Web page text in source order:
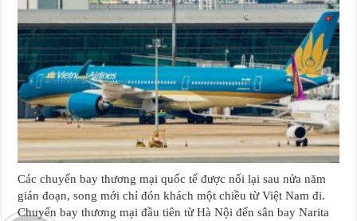
Các chuyến bay thương mại quốc tế được nối lại sau nửa năm
gián đoạn, song mới chỉ đón khách một chiều từ Việt Nam đi.
Chuyến bay thương mại đầu tiên từ Hà Nội đến sân bay Narita